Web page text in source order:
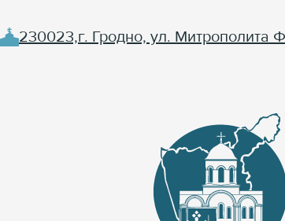
230023,г. Гродно, ул. Митрополита